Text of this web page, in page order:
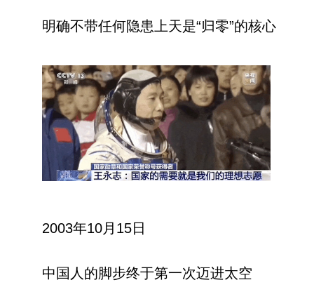
明确不带任何隐患上天是“归零”的核心
2003年10月15日
中国人的脚步终于第一次迈进太空